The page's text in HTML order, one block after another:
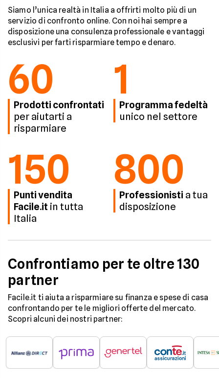
Siamo l’unica realtà in Italia a offrirti molto più di un
servizio di confronto online. Con noi hai sempre a
disposizione una consulenza professionale e vantaggi
esclusivi per farti risparmiare tempo e denaro.
60
Prodotti confrontati
per aiutarti a
risparmiare
1
Programma fedeltà
unico nel settore
150
Punti vendita
Facile.it in tutta
Italia
800
Professionisti a tua
disposizione
Confrontiamo per te oltre 130
partner
Facile.it ti aiuta a risparmiare su finanza e spese di casa
confrontando per te le migliori offerte del mercato.
Scopri alcuni dei nostri partner: